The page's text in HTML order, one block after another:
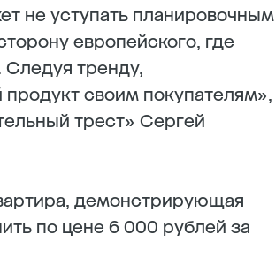
не уступать планировочным
европейского, где
Следуя тренду,
своим покупателям»,
трест» Сергей
демонстрирующая
по цене 6 000 рублей за